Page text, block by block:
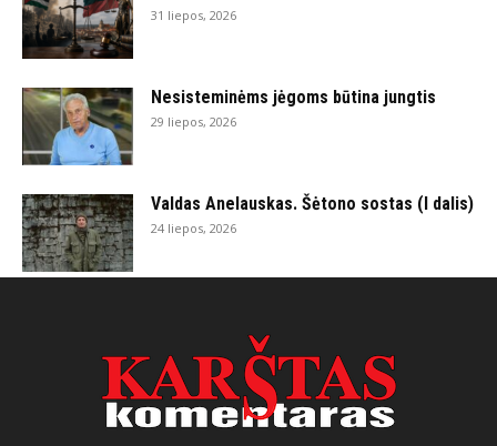
31 liepos, 2026
Nesisteminėms jėgoms būtina jungtis
29 liepos, 2026
Valdas Anelauskas. Šėtono sostas (I dalis)
24 liepos, 2026